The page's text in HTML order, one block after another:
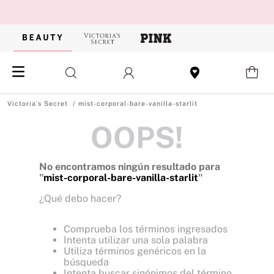
mist-corporal-bare-vanilla-starlit
OOPS!
No encontramos ningún resultado para
"mist-corporal-bare-vanilla-starlit"
¿Qué debo hacer?
Comprueba los términos ingresados
Intenta utilizar una sola palabra
Utiliza términos genéricos en la
búsqueda